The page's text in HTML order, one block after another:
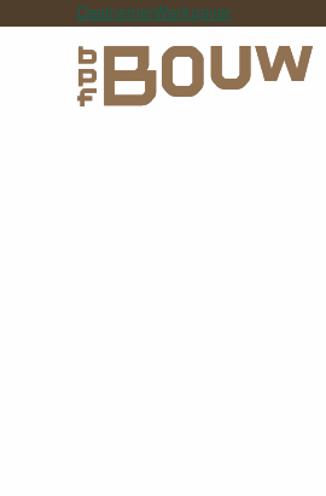
DeelnemerWerkgever